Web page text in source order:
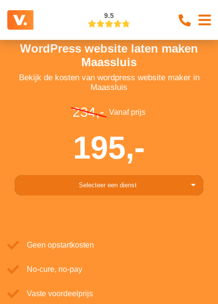
9.5
WordPress website laten maken
Maassluis
Bekijk de kosten van wordpress website maker in
Maassluis
234,- Vanaf prijs
195,-
Selecteer een dienst
Geen opstartkosten
No-cure, no-pay
Vaste voordeelprijs